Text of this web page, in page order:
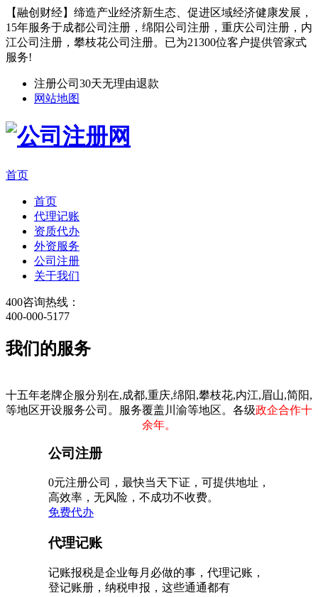
【融创财经】缔造产业经济新生态、促进区域经济健康发展，
15年服务于成都公司注册，绵阳公司注册，重庆公司注册，内
江公司注册，攀枝花公司注册。已为21300位客户提供管家式
服务!
注册公司30天无理由退款
网站地图
首页
首页
代理记账
资质代办
外资服务
公司注册
关于我们
400咨询热线：
400-000-5177
我们的服务
十五年老牌企服分别在,成都,重庆,绵阳,攀枝花,内江,眉山,简阳,
等地区开设服务公司。服务覆盖川渝等地区。各级政企合作十
余年。
公司注册
0元注册公司，最快当天下证，可提供地址，
高效率，无风险，不成功不收费。
免费代办
代理记账
记账报税是企业每月必做的事，代理记账，
登记账册，纳税申报，这些通通都有